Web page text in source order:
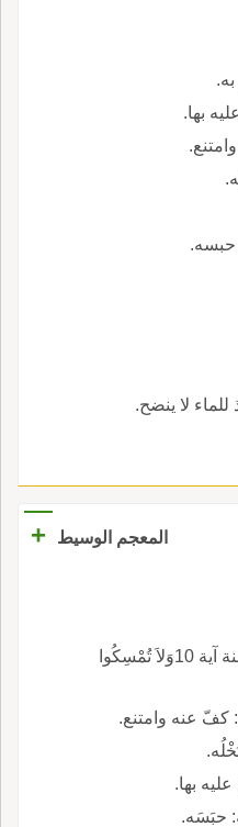
بها.
للماء لا ينضح.
المعجم الوسيط
+
وفي التنزيل العزيز: الممتحنة آية 10وَلاَ تُمْسِكُوا
كفّ عنه وامتنع.
بها.
حبَسَه.